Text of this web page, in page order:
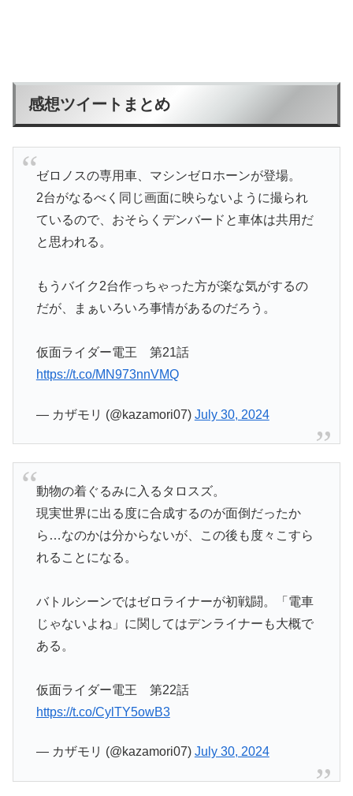
感想ツイートまとめ
ゼロノスの専用車、マシンゼロホーンが登場。
2台がなるべく同じ画面に映らないように撮られ
ているので、おそらくデンバードと車体は共用だ
と思われる。
もうバイク2台作っちゃった方が楽な気がするの
だが、まぁいろいろ事情があるのだろう。
仮面ライダー電王 第21話
https://t.co/MN973nnVMQ
— カザモリ (@kazamori07) July 30, 2024
動物の着ぐるみに入るタロスズ。
現実世界に出る度に合成するのが面倒だったか
ら…なのかは分からないが、この後も度々こすら
れることになる。
バトルシーンではゼロライナーが初戦闘。「電車
じゃないよね」に関してはデンライナーも大概で
ある。
仮面ライダー電王 第22話
https://t.co/CylTY5owB3
— カザモリ (@kazamori07) July 30, 2024